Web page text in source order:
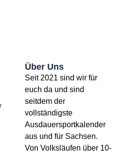
Über Uns
Seit 2021 sind wir für
euch da und sind
seitdem der
vollständigste
Ausdauersportkalender
aus und für Sachsen.
Von Volksläufen über 10-